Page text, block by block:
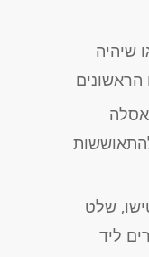
שיהיה
שלט
ליד